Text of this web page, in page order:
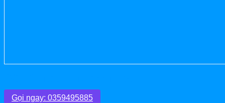
Gọi ngay: 0359495885